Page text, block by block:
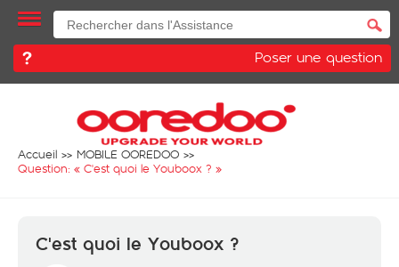
Poser une question
Accueil
MOBILE OOREDOO
Question: « C'est quoi le Youboox ? »
C'est quoi le Youboox ?